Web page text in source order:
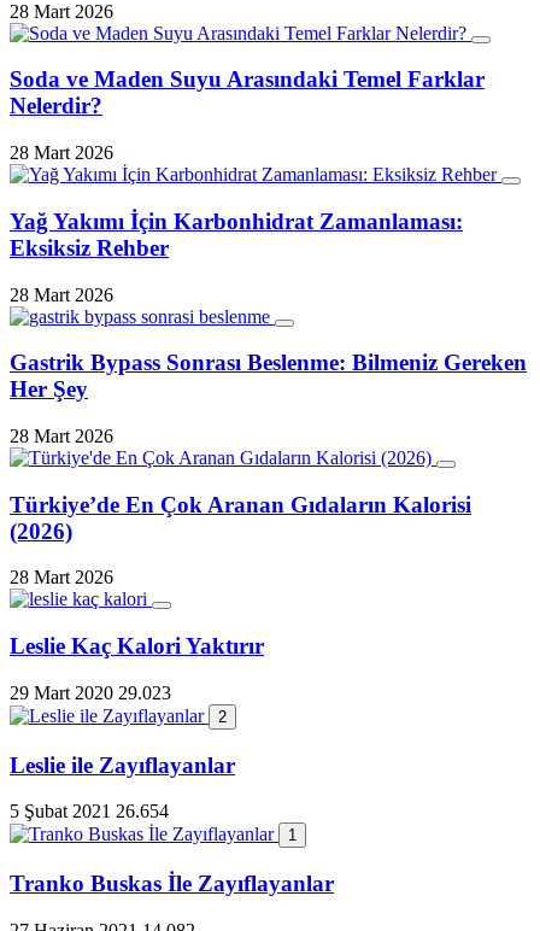
28 Mart 2026
Soda ve Maden Suyu Arasındaki Temel Farklar
Nelerdir?
28 Mart 2026
Yağ Yakımı İçin Karbonhidrat Zamanlaması:
Eksiksiz Rehber
28 Mart 2026
Gastrik Bypass Sonrası Beslenme: Bilmeniz Gereken
Her Şey
28 Mart 2026
Türkiye’de En Çok Aranan Gıdaların Kalorisi
(2026)
28 Mart 2026
Leslie Kaç Kalori Yaktırır
29 Mart 2020 29.023
2
Leslie ile Zayıflayanlar
5 Şubat 2021 26.654
1
Tranko Buskas İle Zayıflayanlar